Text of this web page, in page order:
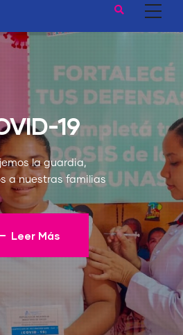
19
la guardia,
a nuestras familias
Leer Más